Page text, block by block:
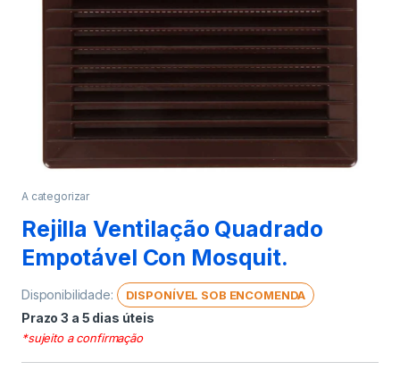
A categorizar
Rejilla Ventilação Quadrado
Empotável Con Mosquit.
Disponibilidade: DISPONÍVEL SOB ENCOMENDA
Prazo 3 a 5 dias úteis
*sujeito a confirmação